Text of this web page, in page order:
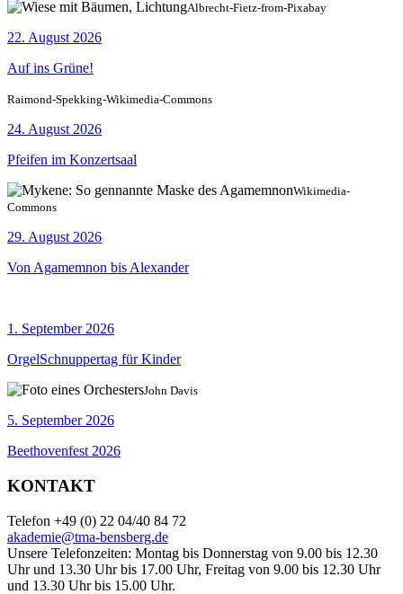
Albrecht-Fietz-from-Pixabay
22. August 2026
Auf ins Grüne!
Raimond-Spekking-Wikimedia-Commons
24. August 2026
Pfeifen im Konzertsaal
Wikimedia-
Commons
29. August 2026
Von Agamemnon bis Alexander
1. September 2026
OrgelSchnuppertag für Kinder
John Davis
5. September 2026
Beethovenfest 2026
KONTAKT
Telefon +49 (0) 22 04/40 84 72
akademie@tma-bensberg.de
Unsere Telefonzeiten: Montag bis Donnerstag von 9.00 bis 12.30
Uhr und 13.30 Uhr bis 17.00 Uhr, Freitag von 9.00 bis 12.30 Uhr
und 13.30 Uhr bis 15.00 Uhr.